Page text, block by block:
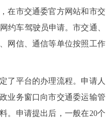
在市交通委官方网站和市交
约车驾驶员申请。市交通、
网信、通信等单位按照工作
平台的办理流程。申请人
业务窗口向市交通委运输管
。申请提出后，一般在20个